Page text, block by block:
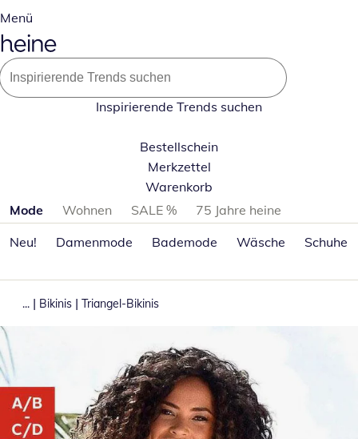
Menü
Inspirierende Trends suchen
Bestellschein
Merkzettel
Warenkorb
Produktkategorien überspringen
Mode Wohnen SALE %
75 Jahre heine
Neu!
Damenmode Bademode Wäsche Schuhe
... | Bikinis | Triangel-Bikinis